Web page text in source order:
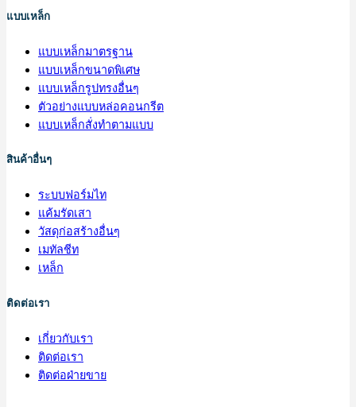
แบบเหล็ก
แบบเหล็กมาตรฐาน
แบบเหล็กขนาดพิเศษ
แบบเหล็กรูปทรงอื่นๆ
ตัวอย่างแบบหล่อคอนกรีต
แบบเหล็กสั่งทำตามแบบ
สินค้าอื่นๆ
ระบบฟอร์มไท
แค้มรัดเสา
วัสดุก่อสร้างอื่นๆ
เมทัลชีท
เหล็ก
ติดต่อเรา
เกี่ยวกับเรา
ติดต่อเรา
ติดต่อฝ่ายขาย